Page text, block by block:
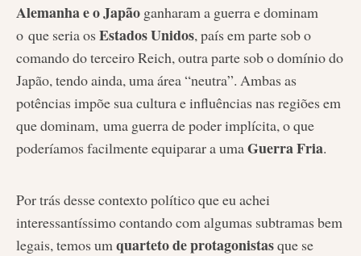
Alemanha e o Japão ganharam a guerra e dominam
o que seria os Estados Unidos, país em parte sob o
comando do terceiro Reich, outra parte sob o domínio do
Japão, tendo ainda, uma área “neutra”. Ambas as
potências impõe sua cultura e influências nas regiões em
que dominam, uma guerra de poder implícita, o que
poderíamos facilmente equiparar a umaGuerra Fria.
Por trás desse contexto político que eu achei
interessantíssimo contando com algumas subtramas bem
legais, temos um quarteto de protagonistasque se